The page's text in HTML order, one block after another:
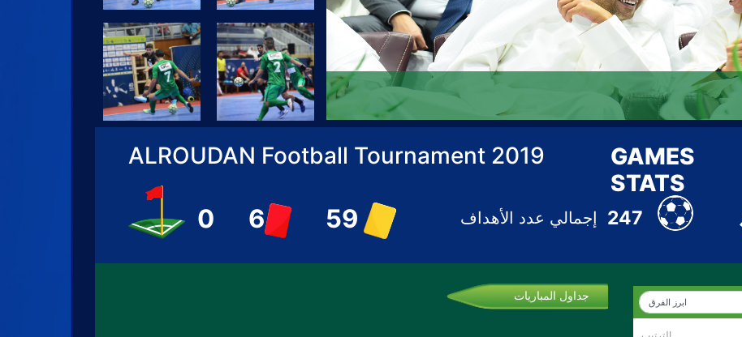
ALROUDAN Football Tournament 2019
0 6 59 إجمالي عدد الأهداف 247
GAMES
STATS
جداول المباريات